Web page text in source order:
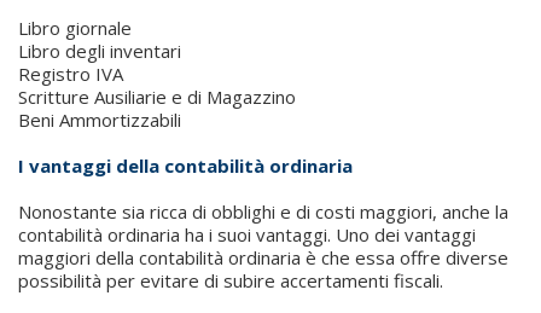
Libro giornale
Libro degli inventari
Registro IVA
Scritture Ausiliarie e di Magazzino
Beni Ammortizzabili
I vantaggi della contabilità ordinaria
Nonostante sia ricca di obblighi e di costi maggiori, anche la
contabilità ordinaria ha i suoi vantaggi. Uno dei vantaggi
maggiori della contabilità ordinaria è che essa offre diverse
possibilità per evitare di subire accertamenti fiscali.